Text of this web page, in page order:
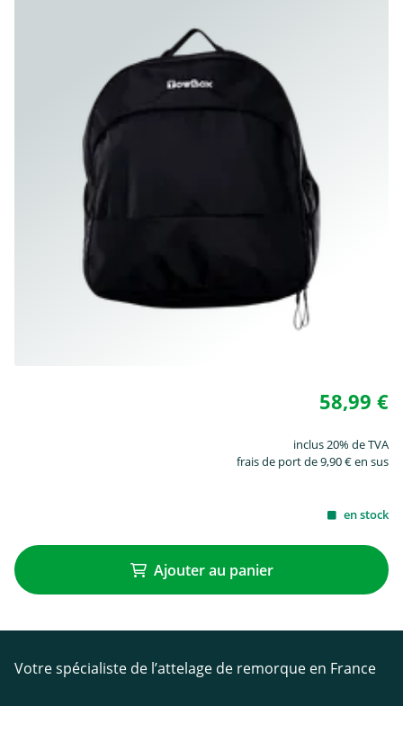
58,99 €
inclus 20% de TVA
frais de port de 9,90 € en sus
en stock
Ajouter au panier
Votre spécialiste de l’attelage de remorque en France